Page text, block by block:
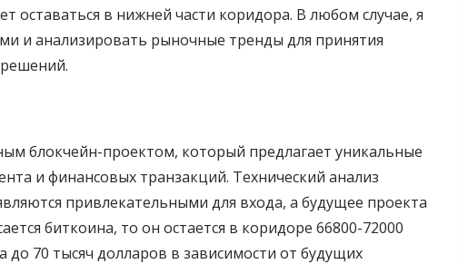
оставаться в нижней части коридора. В любом случае, я
и анализировать рыночные тренды для принятия
блокчейн-проектом, который предлагает уникальные
и финансовых транзакций. Технический анализ
привлекательными для входа, а будущее проекта
биткоина, то он остается в коридоре 66800-72000
70 тысяч долларов в зависимости от будущих